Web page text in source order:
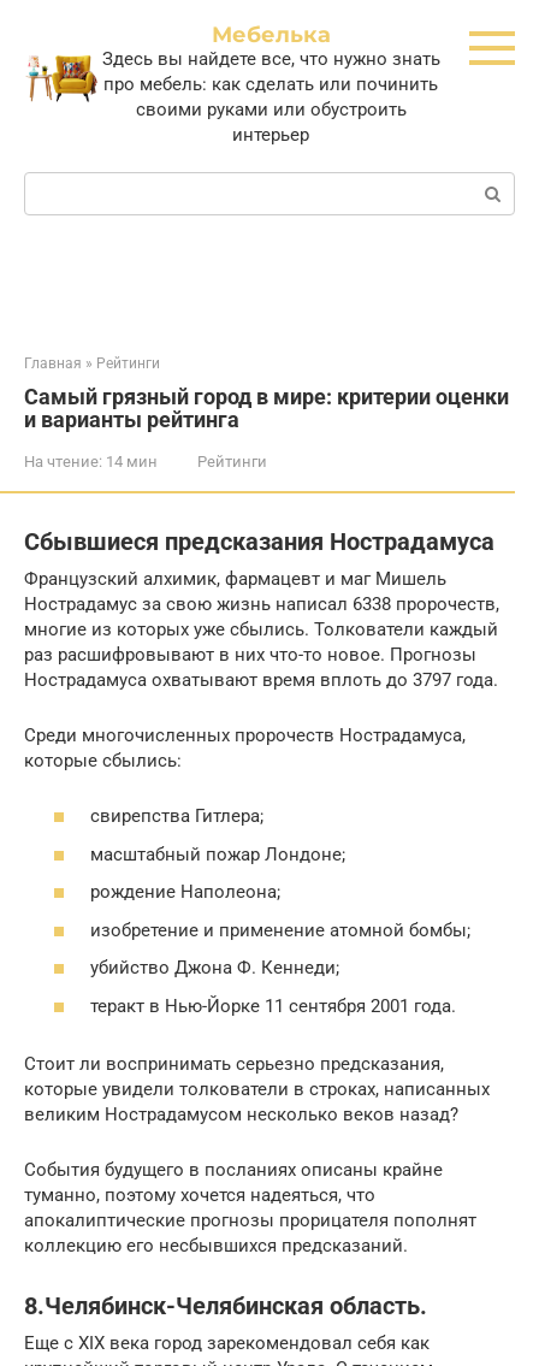
контенту
Мебелька
Здесь вы найдете все, что нужно знать
про мебель: как сделать или починить
своими руками или обустроить
интерьер
Поиск:
Главная » Рейтинги
Самый грязный город в мире: критерии оценки
и варианты рейтинга
На чтение: 14 мин Рейтинги
Сбывшиеся предсказания Нострадамуса
Французский алхимик, фармацевт и маг Мишель
Нострадамус за свою жизнь написал 6338 пророчеств,
многие из которых уже сбылись. Толкователи каждый
раз расшифровывают в них что-то новое. Прогнозы
Нострадамуса охватывают время вплоть до 3797 года.
Среди многочисленных пророчеств Нострадамуса,
которые сбылись:
свирепства Гитлера;
масштабный пожар Лондоне;
рождение Наполеона;
изобретение и применение атомной бомбы;
убийство Джона Ф. Кеннеди;
теракт в Нью-Йорке 11 сентября 2001 года.
Стоит ли воспринимать серьезно предсказания,
которые увидели толкователи в строках, написанных
великим Нострадамусом несколько веков назад?
События будущего в посланиях описаны крайне
туманно, поэтому хочется надеяться, что
апокалиптические прогнозы прорицателя пополнят
коллекцию его несбывшихся предсказаний.
8.Челябинск-Челябинская область.
Еще с XIX века город зарекомендовал себя как